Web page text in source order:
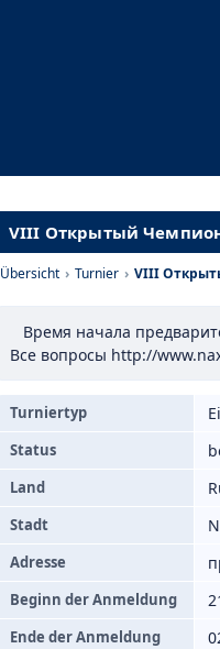
VIII Открытый
Übersicht › Turnier › VIII
Время начала
Все вопросы http://
Turniertyp
Status
Land
Stadt
Adresse
Beginn der Anmeldung
Ende der Anmeldung